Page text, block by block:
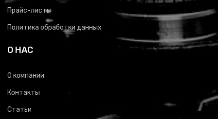
Прайс-листы
Политика обработки данных
О НАС
О компании
Контакты
Статьи